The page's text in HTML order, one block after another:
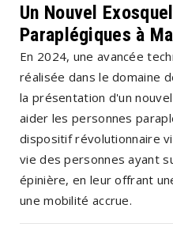
Un Nouvel
Paraplégiques à
En 2024, une avancée
réalisée dans le domaine
la présentation d'un
aider les personnes
dispositif révolutionnaire
vie des personnes ayant
épinière, en leur offrant
une mobilité accrue.